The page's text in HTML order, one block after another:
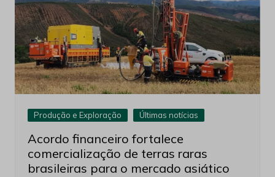
Produção e Exploração Últimas notícias
Acordo financeiro fortalece
comercialização de terras raras
brasileiras para o mercado asiático